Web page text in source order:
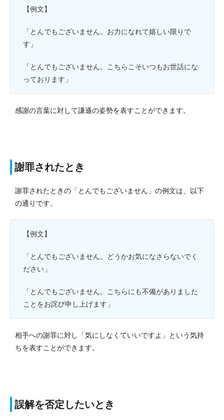
【例文】
「とんでもございません。お力になれて嬉しい限りで
す」
「とんでもございません。こちらこそいつもお世話にな
っております」
感謝の言葉に対して謙遜の姿勢を表すことができます。
謝罪されたとき
謝罪されたときの「とんでもございません」の例文は、以下
の通りです。
【例文】
「とんでもございません。どうかお気になさらないでく
ださい」
「とんでもございません。こちらにも不備がありました
ことをお詫び申し上げます」
相手への謝罪に対し「気にしなくていいですよ」という気持
ちを表すことができます。
誤解を否定したいとき